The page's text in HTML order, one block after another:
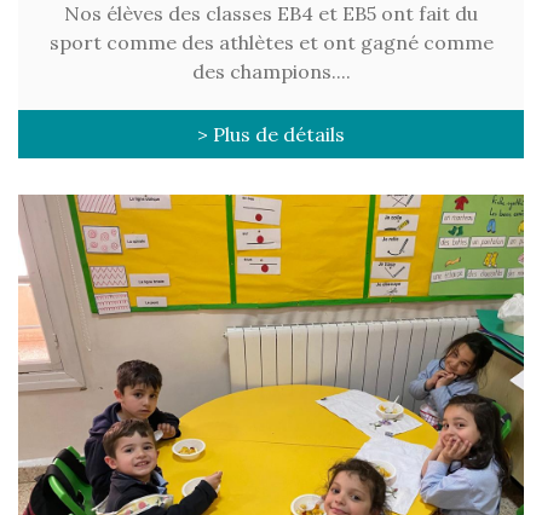
Nos élèves des classes EB4 et EB5 ont fait du
sport comme des athlètes et ont gagné comme
des champions....
> Plus de détails